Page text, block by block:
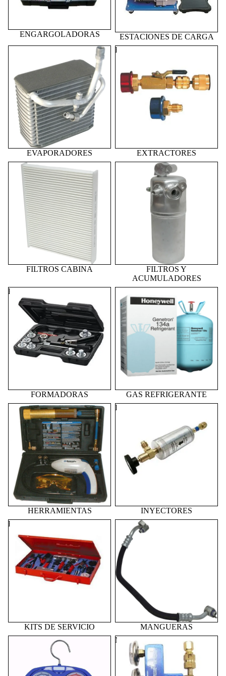
ENGARGOLADORAS
ESTACIONES DE CARGA
EVAPORADORES
EXTRACTORES
EXTRACTORES
FILTROS CABINA
FILTROS CABINA
FILTROS Y
ACUMULADORES
FILTROS Y
ACUMULADORES
FORMADORAS
FORMADORAS
GAS REFRIGERANTE
HERRAMIENTAS
HERRAMIENTAS
INYECTORES
INYECTORES
KITS DE SERVICIO
KITS DE SERVICIO
MANGUERAS
MANGUERAS
MANOMETROS
MEDIDORES